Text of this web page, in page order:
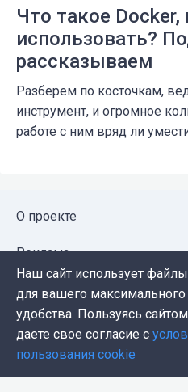
Что такое Docker,
использовать?
рассказываем
Разберем по косточкам,
инструмент, и огромное
работе с ним вряд ли
О проекте
Реклама
Публичная оферта
Политика
Контакты
Наш сайт использует
для вашего максимального
удобства. Пользуясь
даете свое согласие с
пользования cookie